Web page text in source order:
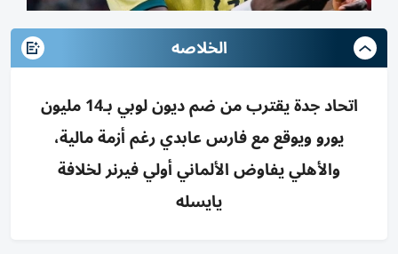
الخلاصه
اتحاد جدة يقترب من ضم ديون لوبي بـ14 مليون
يورو ويوقع مع فارس عابدي رغم أزمة مالية،
والأهلي يفاوض الألماني أولي فيرنر لخلافة
يايسله